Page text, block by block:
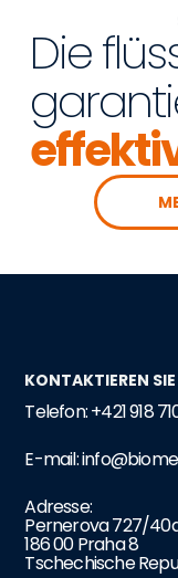
Die
KONTAKTIEREN
Telefon: +421 918
E-mail:
Adresse:
Pernerova 727/
186 00 Praha 8
Tschechische